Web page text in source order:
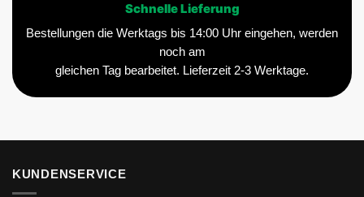
Schnelle Lieferung
Bestellungen die Werktags bis 14:00 Uhr eingehen, werden
noch am
gleichen Tag bearbeitet. Lieferzeit 2-3 Werktage.
KUNDENSERVICE